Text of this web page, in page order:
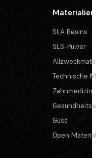
Materialien
SLA Resins
SLS-Pulver
Technische
Zahnmedizin
Guss
Open